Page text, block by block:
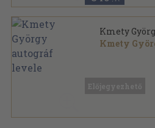
Kmety
Kmety